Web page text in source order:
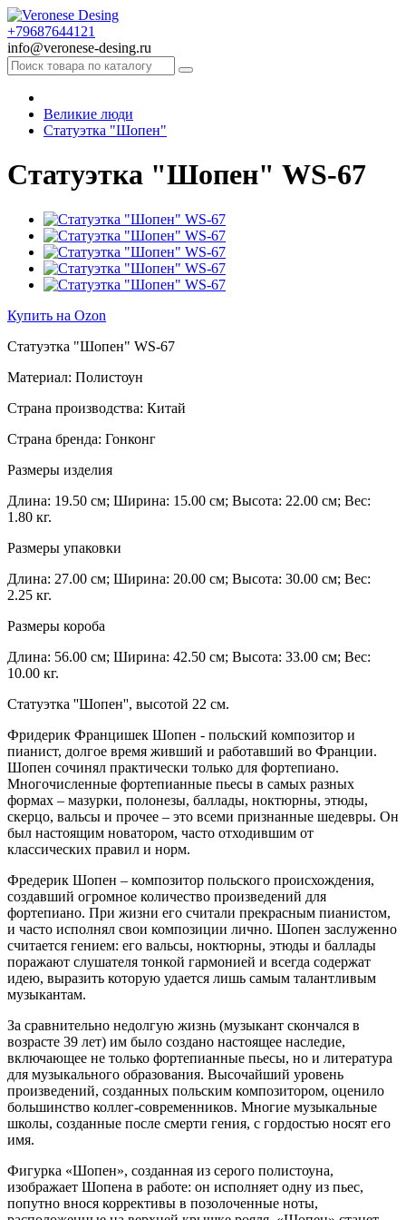
+79687644121
info@veronese-desing.ru
Великие люди
Статуэтка "Шопен"
Статуэтка "Шопен" WS-67
Купить на Ozon
Статуэтка "Шопен" WS-67
Материал: Полистоун
Страна производства: Китай
Страна бренда: Гонконг
Размеры изделия
Длина: 19.50 см; Ширина: 15.00 см; Высота: 22.00 см; Вес:
1.80 кг.
Размеры упаковки
Длина: 27.00 см; Ширина: 20.00 см; Высота: 30.00 см; Вес:
2.25 кг.
Размеры короба
Длина: 56.00 см; Ширина: 42.50 см; Высота: 33.00 см; Вес:
10.00 кг.
Статуэтка ''Шопен'', высотой 22 см.
Фридерик Францишек Шопен - польский композитор и
пианист, долгое время живший и работавший во Франции.
Шопен сочинял практически только для фортепиано.
Многочисленные фортепианные пьесы в самых разных
формах – мазурки, полонезы, баллады, ноктюрны, этюды,
скерцо, вальсы и прочее – это всеми признанные шедевры. Он
был настоящим новатором, часто отходившим от
классических правил и норм.
Фредерик Шопен – композитор польского происхождения,
создавший огромное количество произведений для
фортепиано. При жизни его считали прекрасным пианистом,
и часто исполнял свои композиции лично. Шопен заслуженно
считается гением: его вальсы, ноктюрны, этюды и баллады
поражают слушателя тонкой гармонией и всегда содержат
идею, выразить которую удается лишь самым талантливым
музыкантам.
За сравнительно недолгую жизнь (музыкант скончался в
возрасте 39 лет) им было создано настоящее наследие,
включающее не только фортепианные пьесы, но и литература
для музыкального образования. Высочайший уровень
произведений, созданных польским композитором, оценило
большинство коллег-современников. Многие музыкальные
школы, созданные после смерти гения, с гордостью носят его
имя.
Фигурка «Шопен», созданная из серого полистоуна,
изображает Шопена в работе: он исполняет одну из пьес,
попутно внося коррективы в позолоченные ноты,